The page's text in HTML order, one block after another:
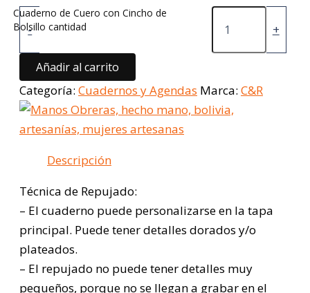
-
Cuaderno de Cuero con Cincho de
Bolsillo cantidad
+
Añadir al carrito
Categoría: Cuadernos y Agendas Marca: C&R
Descripción
Técnica de Repujado:
– El cuaderno puede personalizarse en la tapa
principal. Puede tener detalles dorados y/o
plateados.
– El repujado no puede tener detalles muy
pequeños, porque no se llegan a grabar en el